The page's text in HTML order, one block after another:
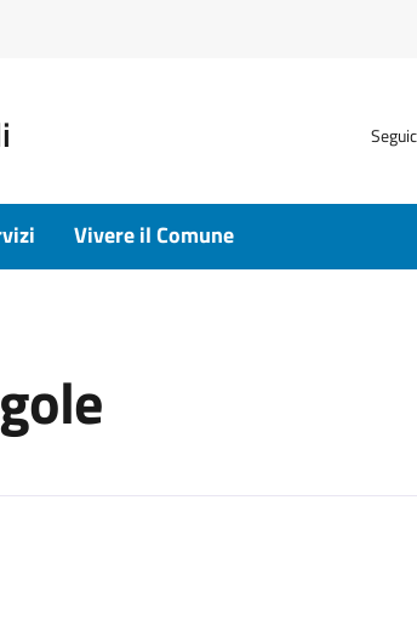
Vivere il Comune